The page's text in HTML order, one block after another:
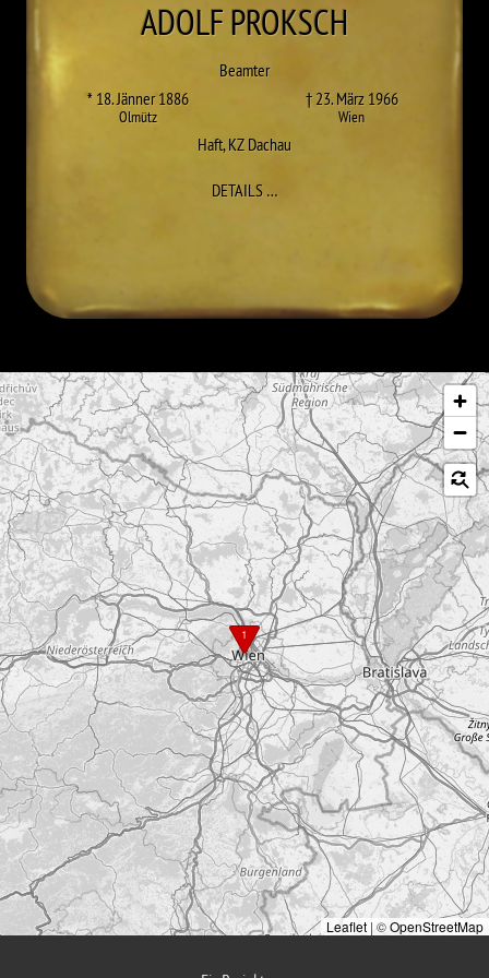
ADOLFPROKSCH
Beamter
* 18. Jänner 1886
Olmütz
† 23. März 1966
Wien
Haft,KZ Dachau
DETAILS…ZU ADOLF PROKSCH
Karte überspringen
1
Leaflet | ©OpenStreetMap